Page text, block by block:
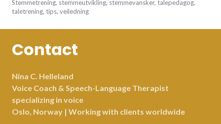
Stemmetrening, stemmeutvikling, stemmevansker, talepedagog,
taletrening, tips, veiledning
Contact
Nina C. Helleland
Voice Coach & Speech-Language Therapist
specializing in voice
Oslo, Norway | Working with clients worldwide